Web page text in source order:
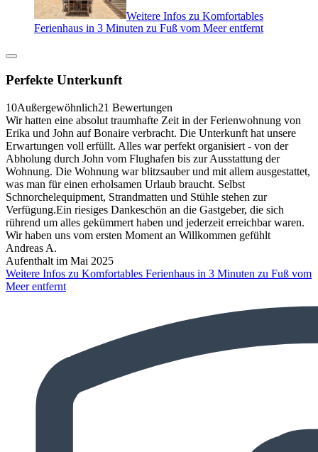
Weitere Infos zu Komfortables
Ferienhaus in 3 Minuten zu Fuß vom Meer entfernt
Perfekte Unterkunft
10Außergewöhnlich21 Bewertungen
Wir hatten eine absolut traumhafte Zeit in der Ferienwohnung von
Erika und John auf Bonaire verbracht. Die Unterkunft hat unsere
Erwartungen voll erfüllt. Alles war perfekt organisiert - von der
Abholung durch John vom Flughafen bis zur Ausstattung der
Wohnung. Die Wohnung war blitzsauber und mit allem ausgestattet,
was man für einen erholsamen Urlaub braucht. Selbst
Schnorchelequipment, Strandmatten und Stühle stehen zur
Verfügung.Ein riesiges Dankeschön an die Gastgeber, die sich
rührend um alles gekümmert haben und jederzeit erreichbar waren.
Wir haben uns vom ersten Moment an Willkommen gefühlt
Andreas A.
Aufenthalt im Mai 2025
Weitere Infos zu Komfortables Ferienhaus in 3 Minuten zu Fuß vom
Meer entfernt